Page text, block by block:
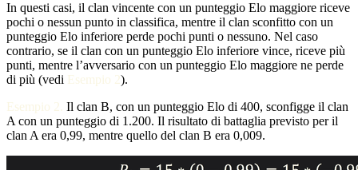
In questi casi, il clan vincente con un punteggio Elo maggiore riceve
pochi o nessun punto in classifica, mentre il clan sconfitto con un
punteggio Elo inferiore perde pochi punti o nessuno. Nel caso
contrario, se il clan con un punteggio Elo inferiore vince, riceve più
punti, mentre l’avversario con un punteggio Elo maggiore ne perde
di più (vedi Esempio 2).
Esempio 2. Il clan B, con un punteggio Elo di 400, sconfigge il clan
A con un punteggio di 1.200. Il risultato di battaglia previsto per il
clan A era 0,99, mentre quello del clan B era 0,009.